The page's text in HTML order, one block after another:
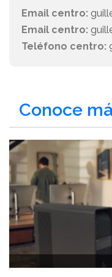
Email centro:
Email centro:
Teléfono centro:
Conoce